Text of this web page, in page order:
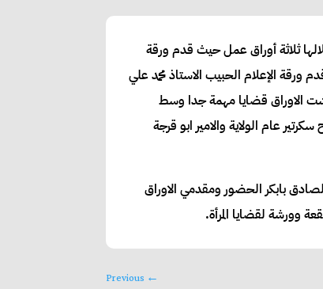
ثلاثة أوراق عمل حيث قدم ورقة
ورقة الإعلام الحبيب الاستاذ محمد علي
الاوراق قضايا مهمة جدا وسط
عام الولاية والامير ابو قرجة
بابكر الحضور ومقدمي الاوراق
وورشة لقضايا المرأة.
←
Previous